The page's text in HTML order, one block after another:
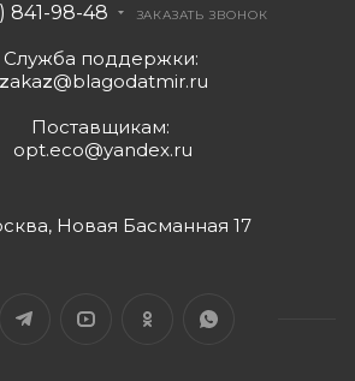
841-98-48 ЗАКАЗАТЬ ЗВОНОК
Служба поддержки:
zakaz@blagodatmir.ru
Поставщикам:
opt.eco@yandex.ru
Новая Басманная 17